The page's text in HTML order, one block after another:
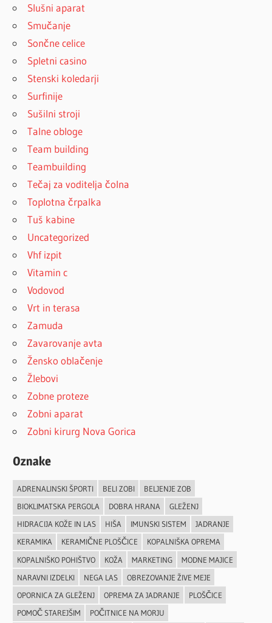
Slušni aparat
Smučanje
Sončne celice
Spletni casino
Stenski koledarji
Surfinije
Sušilni stroji
Talne obloge
Team building
Teambuilding
Tečaj za voditelja čolna
Toplotna črpalka
Tuš kabine
Uncategorized
Vhf izpit
Vitamin c
Vodovod
Vrt in terasa
Zamuda
Zavarovanje avta
Žensko oblačenje
Žlebovi
Zobne proteze
Zobni aparat
Zobni kirurg Nova Gorica
Oznake
ADRENALINSKI ŠPORTI BELI ZOBI
BELJENJE ZOB
BIOKLIMATSKA PERGOLA
DOBRA HRANA
GLEŽENJ
HIDRACIJA KOŽE IN LAS
HIŠA IMUNSKI SISTEM
JADRANJE
KERAMIKA
KERAMIČNE PLOŠČICE
KOPALNIŠKA OPREMA
KOPALNIŠKO POHIŠTVO
KOŽA MARKETING
MODNE MAJICE
NARAVNI IZDELKI
NEGA LAS
OBREZOVANJE ŽIVE MEJE
OPORNICA ZA GLEŽENJ
OPREMA ZA JADRANJE
PLOŠČICE
POMOČ STAREJŠIM
POČITNICE NA MORJU